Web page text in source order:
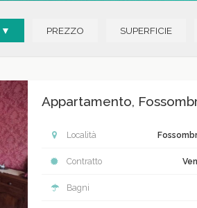
▼ PREZZO SUPERFICIE
Appartamento,
Località
Contratto
Bagni